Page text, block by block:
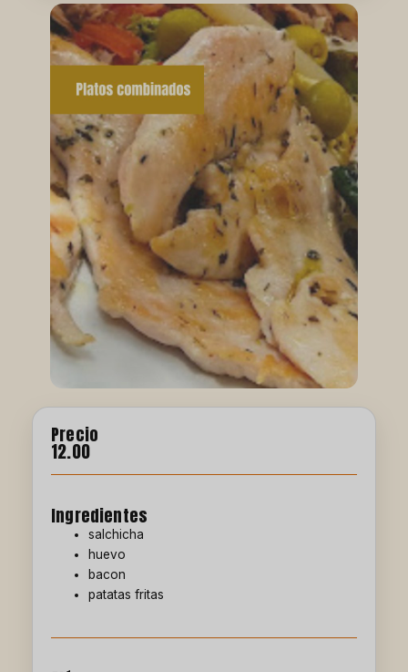
Precio
12.00
Ingredientes
salchicha
huevo
bacon
patatas fritas